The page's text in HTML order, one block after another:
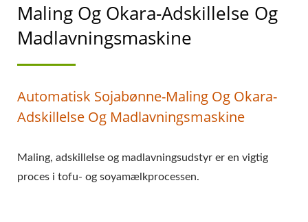
Maling Og Okara-Adskillelse Og
Madlavningsmaskine
Automatisk Sojabønne-Maling Og Okara-
Adskillelse Og Madlavningsmaskine
Maling, adskillelse og madlavningsudstyr er en vigtig
proces i tofu- og soyamælkprocessen.